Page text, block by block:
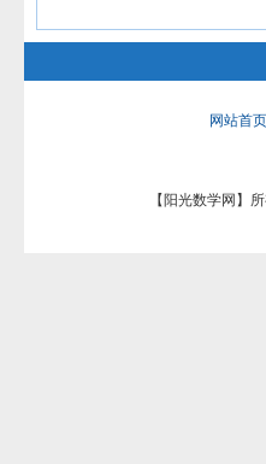
网站首页
【阳光数学网】